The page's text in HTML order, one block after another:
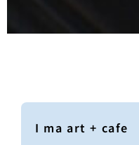
I ma art + cafe